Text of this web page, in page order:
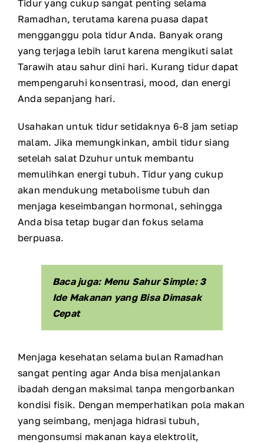
Tidur yang cukup sangat penting selama
Ramadhan, terutama karena puasa dapat
mengganggu pola tidur Anda. Banyak orang
yang terjaga lebih larut karena mengikuti salat
Tarawih atau sahur dini hari. Kurang tidur dapat
mempengaruhi konsentrasi, mood, dan energi
Anda sepanjang hari.
Usahakan untuk tidur setidaknya 6-8 jam setiap
malam. Jika memungkinkan, ambil tidur siang
setelah salat Dzuhur untuk membantu
memulihkan energi tubuh. Tidur yang cukup
akan mendukung metabolisme tubuh dan
menjaga keseimbangan hormonal, sehingga
Anda bisa tetap bugar dan fokus selama
berpuasa.
Baca juga: Menu Sahur Simple: 3
Ide Makanan yang Bisa Dimasak
Cepat
Menjaga kesehatan selama bulan Ramadhan
sangat penting agar Anda bisa menjalankan
ibadah dengan maksimal tanpa mengorbankan
kondisi fisik. Dengan memperhatikan pola makan
yang seimbang, menjaga hidrasi tubuh,
mengonsumsi makanan kaya elektrolit,